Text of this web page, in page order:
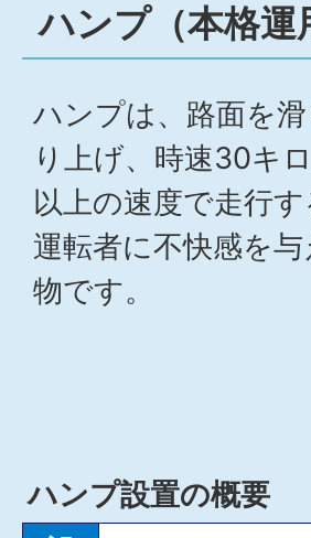
ハンプ（本格運
ハンプは、路面を
り上げ、時速30キ
以上の速度で走行
運転者に不快感を
物です。
ハンプ設置の概要